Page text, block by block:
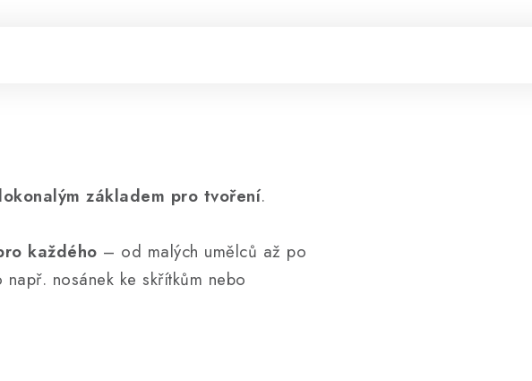
základem pro tvoření.
každého – od malých umělců až po
nosánek ke skřítkům nebo